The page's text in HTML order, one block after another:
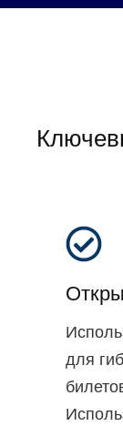
для